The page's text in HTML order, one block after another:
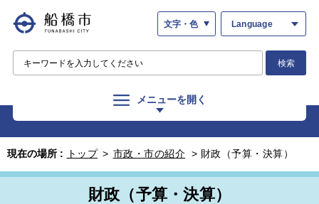
文字・色 Language
検索
メニューを開く
現在の場所 : トップ > 市政・市の紹介 > 財政（予算・決算）
財政（予算・決算）